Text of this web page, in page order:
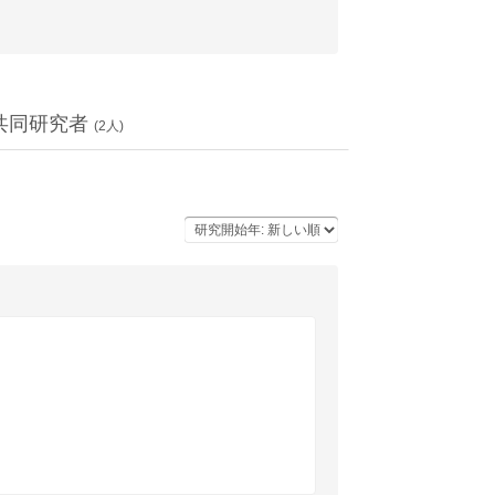
同研究者 (2 人)